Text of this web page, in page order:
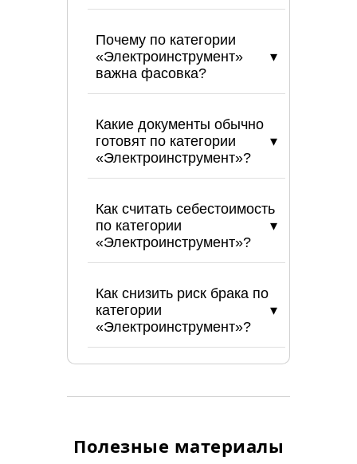
Почему по категории
«Электроинструмент»
важна фасовка?
Какие документы обычно
готовят по категории
«Электроинструмент»?
Как считать себестоимость
по категории
«Электроинструмент»?
Как снизить риск брака по
категории
«Электроинструмент»?
Полезные материалы